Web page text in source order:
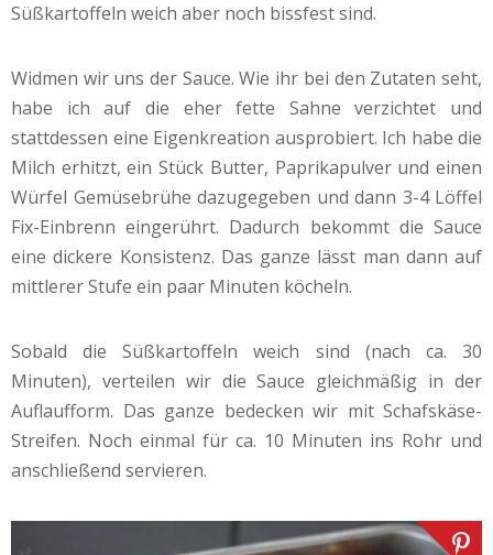
Süßkartoffeln weich aber noch bissfest sind.
Widmen wir uns der Sauce. Wie ihr bei den Zutaten seht,
habe ich auf die eher fette Sahne verzichtet und
stattdessen eine Eigenkreation ausprobiert. Ich habe die
Milch erhitzt, ein Stück Butter, Paprikapulver und einen
Würfel Gemüsebrühe dazugegeben und dann 3-4 Löffel
Fix-Einbrenn eingerührt. Dadurch bekommt die Sauce
eine dickere Konsistenz. Das ganze lässt man dann auf
mittlerer Stufe ein paar Minuten köcheln.
Sobald die Süßkartoffeln weich sind (nach ca. 30
Minuten), verteilen wir die Sauce gleichmäßig in der
Auflaufform. Das ganze bedecken wir mit Schafskäse-
Streifen. Noch einmal für ca. 10 Minuten ins Rohr und
anschließend servieren.